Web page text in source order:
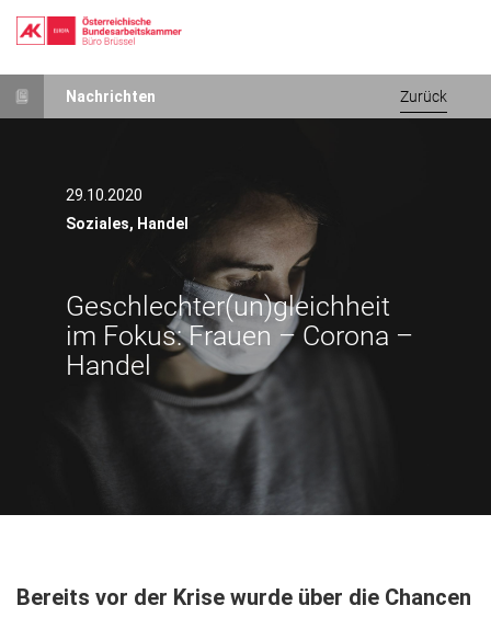
Direkt
zum
Nachrichten Zurück
29.10.2020
Soziales, Handel
Geschlechter(un)gleichheit
im Fokus: Frauen – Corona –
Handel
Bereits vor der Krise wurde über die Chancen